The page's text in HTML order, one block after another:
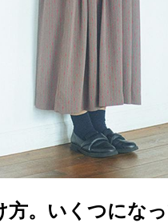
方。いくつにな